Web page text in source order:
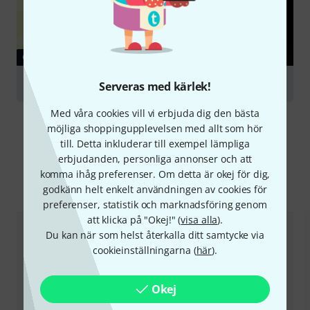
Serveras med kärlek!
Med våra cookies vill vi erbjuda dig den bästa
möjliga shoppingupplevelsen med allt som hör
till. Detta inkluderar till exempel lämpliga
erbjudanden, personliga annonser och att
komma ihåg preferenser. Om detta är okej för dig,
godkänn helt enkelt användningen av cookies för
preferenser, statistik och marknadsföring genom
att klicka på "Okej!" (visa alla).
Du kan när som helst återkalla ditt samtycke via
cookieinställningarna (här).
Okej
GUIDE
Reporter Mics
Jämför alternativ